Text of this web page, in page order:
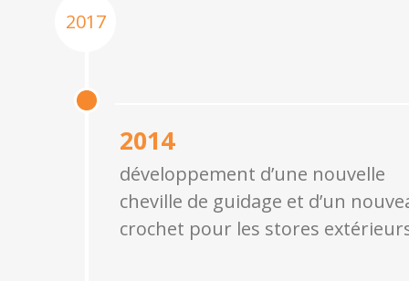
2017
2014
développement d’une nouvelle
cheville de guidage et d’un
crochet pour les stores